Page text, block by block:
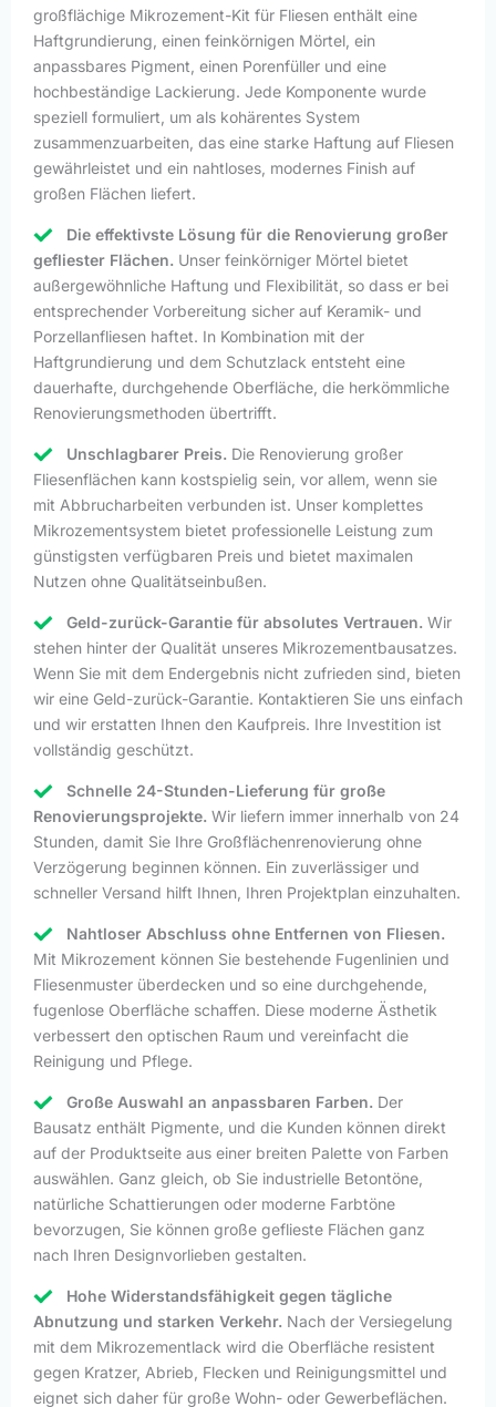
großflächige Mikrozement-Kit für Fliesen enthält eine
Haftgrundierung, einen feinkörnigen Mörtel, ein
anpassbares Pigment, einen Porenfüller und eine
hochbeständige Lackierung. Jede Komponente wurde
speziell formuliert, um als kohärentes System
zusammenzuarbeiten, das eine starke Haftung auf Fliesen
gewährleistet und ein nahtloses, modernes Finish auf
großen Flächen liefert.
Die effektivste Lösung für die Renovierung großer
gefliester Flächen. Unser feinkörniger Mörtel bietet
außergewöhnliche Haftung und Flexibilität, so dass er bei
entsprechender Vorbereitung sicher auf Keramik- und
Porzellanfliesen haftet. In Kombination mit der
Haftgrundierung und dem Schutzlack entsteht eine
dauerhafte, durchgehende Oberfläche, die herkömmliche
Renovierungsmethoden übertrifft.
Unschlagbarer Preis. Die Renovierung großer
Fliesenflächen kann kostspielig sein, vor allem, wenn sie
mit Abbrucharbeiten verbunden ist. Unser komplettes
Mikrozementsystem bietet professionelle Leistung zum
günstigsten verfügbaren Preis und bietet maximalen
Nutzen ohne Qualitätseinbußen.
Geld-zurück-Garantie für absolutes Vertrauen. Wir
stehen hinter der Qualität unseres Mikrozementbausatzes.
Wenn Sie mit dem Endergebnis nicht zufrieden sind, bieten
wir eine Geld-zurück-Garantie. Kontaktieren Sie uns einfach
und wir erstatten Ihnen den Kaufpreis. Ihre Investition ist
vollständig geschützt.
Schnelle 24-Stunden-Lieferung für große
Renovierungsprojekte. Wir liefern immer innerhalb von 24
Stunden, damit Sie Ihre Großflächenrenovierung ohne
Verzögerung beginnen können. Ein zuverlässiger und
schneller Versand hilft Ihnen, Ihren Projektplan einzuhalten.
Nahtloser Abschluss ohne Entfernen von Fliesen.
Mit Mikrozement können Sie bestehende Fugenlinien und
Fliesenmuster überdecken und so eine durchgehende,
fugenlose Oberfläche schaffen. Diese moderne Ästhetik
verbessert den optischen Raum und vereinfacht die
Reinigung und Pflege.
Große Auswahl an anpassbaren Farben. Der
Bausatz enthält Pigmente, und die Kunden können direkt
auf der Produktseite aus einer breiten Palette von Farben
auswählen. Ganz gleich, ob Sie industrielle Betontöne,
natürliche Schattierungen oder moderne Farbtöne
bevorzugen, Sie können große geflieste Flächen ganz
nach Ihren Designvorlieben gestalten.
Hohe Widerstandsfähigkeit gegen tägliche
Abnutzung und starken Verkehr. Nach der Versiegelung
mit dem Mikrozementlack wird die Oberfläche resistent
gegen Kratzer, Abrieb, Flecken und Reinigungsmittel und
eignet sich daher für große Wohn- oder Gewerbeflächen.